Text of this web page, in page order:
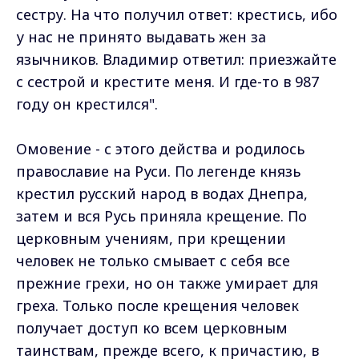
сестру. На что получил ответ: крестись, ибо
у нас не принято выдавать жен за
язычников. Владимир ответил: приезжайте
с сестрой и крестите меня. И где-то в 987
году он крестился".
Омовение - с этого действа и родилось
православие на Руси. По легенде князь
крестил русский народ в водах Днепра,
затем и вся Русь приняла крещение. По
церковным учениям, при крещении
человек не только смывает с себя все
прежние грехи, но он также умирает для
греха. Только после крещения человек
получает доступ ко всем церковным
таинствам, прежде всего, к причастию, в